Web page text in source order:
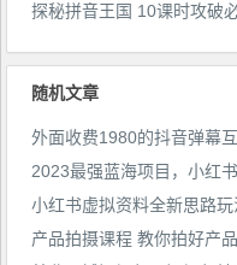
探秘拼音王国 10课时攻破
随机文章
2023最强蓝海项目，小红
产品拍摄课程 教你拍好产